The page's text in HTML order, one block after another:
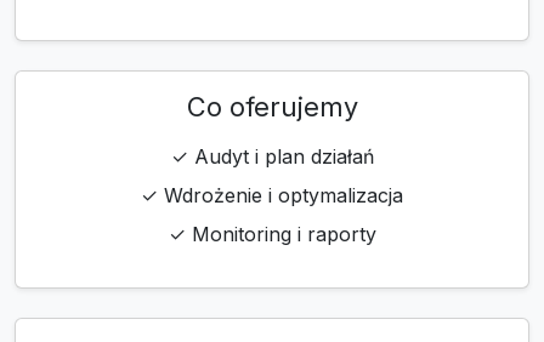
Co oferujemy
✓ Audyt i plan działań
✓ Wdrożenie i optymalizacja
✓ Monitoring i raporty